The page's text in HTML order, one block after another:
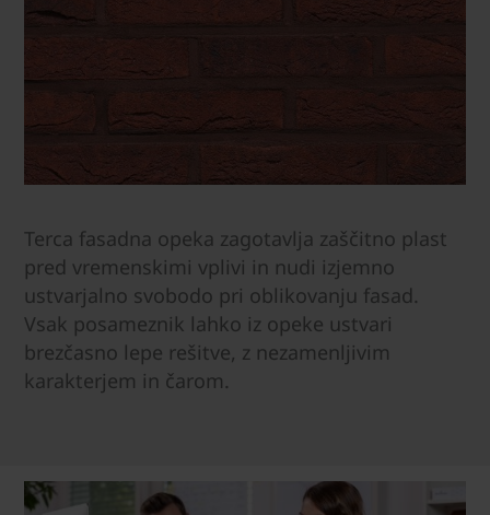
Terca fasadna opeka zagotavlja zaščitno plast
pred vremenskimi vplivi in nudi izjemno
ustvarjalno svobodo pri oblikovanju fasad.
Vsak posameznik lahko iz opeke ustvari
brezčasno lepe rešitve, z nezamenljivim
karakterjem in čarom.